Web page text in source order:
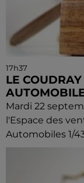
17h37
LE
Mardi 22
l'Espace des
Automobiles 1/